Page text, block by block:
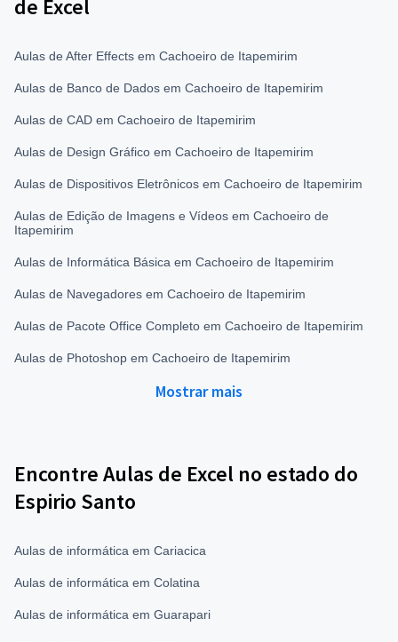
de Excel
Aulas de After Effects em Cachoeiro de Itapemirim
Aulas de Banco de Dados em Cachoeiro de Itapemirim
Aulas de CAD em Cachoeiro de Itapemirim
Aulas de Design Gráfico em Cachoeiro de Itapemirim
Aulas de Dispositivos Eletrônicos em Cachoeiro de Itapemirim
Aulas de Edição de Imagens e Vídeos em Cachoeiro de
Itapemirim
Aulas de Informática Básica em Cachoeiro de Itapemirim
Aulas de Navegadores em Cachoeiro de Itapemirim
Aulas de Pacote Office Completo em Cachoeiro de Itapemirim
Aulas de Photoshop em Cachoeiro de Itapemirim
Mostrar mais
Encontre Aulas de Excel no estado do
Espirio Santo
Aulas de informática em Cariacica
Aulas de informática em Colatina
Aulas de informática em Guarapari